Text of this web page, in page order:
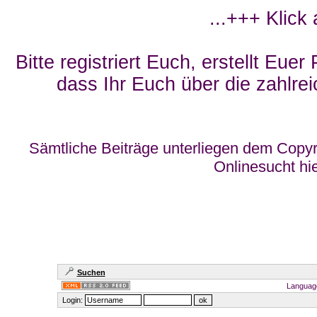
...+++ Klick
Bitte registriert Euch, erstellt Euer
dass Ihr Euch über die
Sämtliche Beiträge unterliegen dem
Onlinesucht
Suchen
Login: